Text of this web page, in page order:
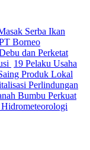
Serba Ikan
Borneo
dan Perketat
19 Pelaku Usaha
Produk Lokal
Perlindungan
Bumbu Perkuat